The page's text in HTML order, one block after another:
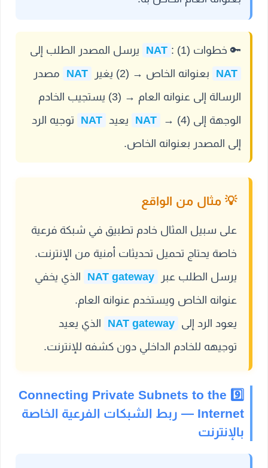
🔑 خطوات NAT : (1) يرسل المصدر الطلب إلى
NAT
بعنوانه الخاص → (2) يغير NAT
مصدر
الرسالة إلى عنوانه العام → (3) يستجيب الخادم
الوجهة إلى
NAT → (4) يعيد NAT
توجيه الرد
إلى المصدر بعنوانه الخاص.
على سبيل المثال خادم تطبيق في شبكة فرعية
خاصة يحتاج تحميل تحديثات أمنية من الإنترنت.
يرسل الطلب عبر
NAT gateway
الذي يخفي
عنوانه الخاص ويستخدم عنوانه العام.
يعود الرد إلى NAT gateway
الذي يعيد
توجيهه للخادم الداخلي دون كشفه للإنترنت.
9️⃣ Connecting Private Subnets to the
Internet — ربط الشبكات الفرعية الخاصة
بالإنترنت